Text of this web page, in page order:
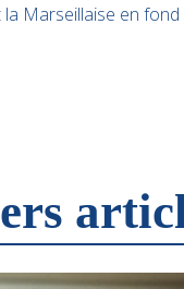
la Marseillaise en